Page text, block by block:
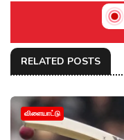
RELATED POSTS
விளையாட்டு